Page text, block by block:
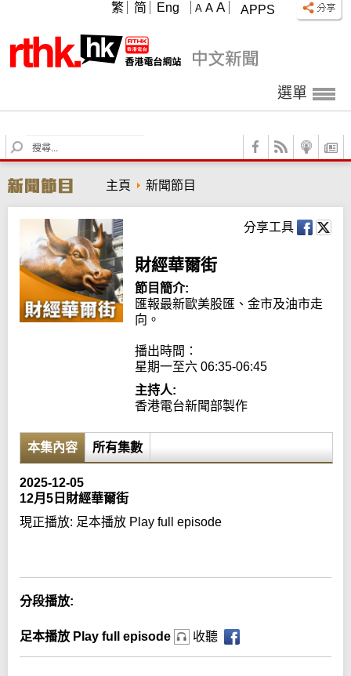
APPS
A A A
繁 简 Eng
選單
S
e
r
c
h
主頁 新聞節目
分享工具
財經華爾街
節目簡介:
匯報最新歐美股匯、金市及油市走
向。
播出時間：
星期一至六 06:35-06:45
主持人:
香港電台新聞部製作
本集內容 所有集數
2025-12-05
12月5日財經華爾街
現正播放: 足本播放 Play full episode
分段播放:
足本播放 Play full episode 收聽